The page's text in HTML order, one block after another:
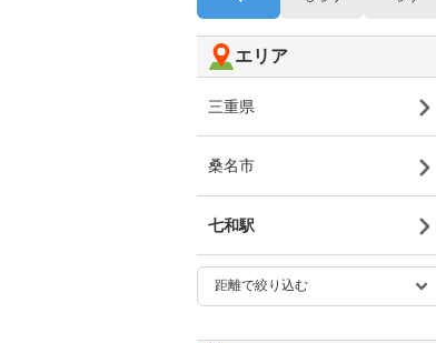
エリア
三重県
桑名市
七和駅